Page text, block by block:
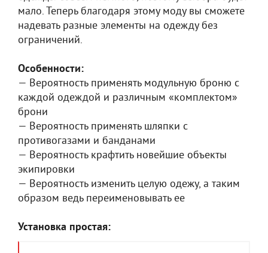
мало. Теперь благодаря этому моду вы сможете
надевать разные элементы на одежду без
ограничений.
Особенности:
— Вероятность применять модульную броню с
каждой одеждой и различным «комплектом»
брони
— Вероятность применять шляпки с
противогазами и банданами
— Вероятность крафтить новейшие объекты
экипировки
— Вероятность изменить целую одежу, а таким
образом ведь переименовывать ее
Установка простая: